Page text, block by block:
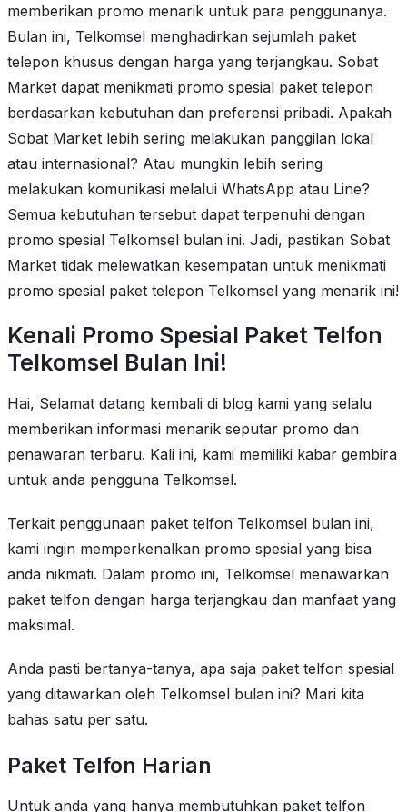
memberikan promo menarik untuk para penggunanya.
Bulan ini, Telkomsel menghadirkan sejumlah paket
telepon khusus dengan harga yang terjangkau. Sobat
Market dapat menikmati promo spesial paket telepon
berdasarkan kebutuhan dan preferensi pribadi. Apakah
Sobat Market lebih sering melakukan panggilan lokal
atau internasional? Atau mungkin lebih sering
melakukan komunikasi melalui WhatsApp atau Line?
Semua kebutuhan tersebut dapat terpenuhi dengan
promo spesial Telkomsel bulan ini. Jadi, pastikan Sobat
Market tidak melewatkan kesempatan untuk menikmati
promo spesial paket telepon Telkomsel yang menarik ini!
Kenali Promo Spesial Paket Telfon
Telkomsel Bulan Ini!
Hai, Selamat datang kembali di blog kami yang selalu
memberikan informasi menarik seputar promo dan
penawaran terbaru. Kali ini, kami memiliki kabar gembira
untuk anda pengguna Telkomsel.
Terkait penggunaan paket telfon Telkomsel bulan ini,
kami ingin memperkenalkan promo spesial yang bisa
anda nikmati. Dalam promo ini, Telkomsel menawarkan
paket telfon dengan harga terjangkau dan manfaat yang
maksimal.
Anda pasti bertanya-tanya, apa saja paket telfon spesial
yang ditawarkan oleh Telkomsel bulan ini? Mari kita
bahas satu per satu.
Paket Telfon Harian
Untuk anda yang hanya membutuhkan paket telfon